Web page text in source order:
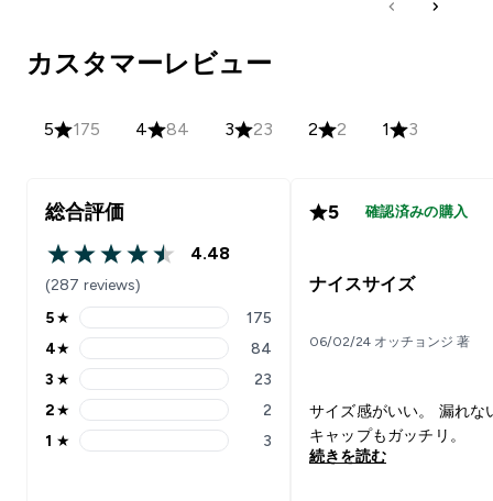
カスタマーレビュー
5 175 4 84 3 23 2 2 1 3
総合評価
4.48 out of 5 stars
4.48
(287 reviews)
5 stars rating 175 reviews
5★ 175
4 stars rating 84 reviews
4★ 84
3 stars rating 23 reviews
3 ★ 23
2 stars rating 2 reviews
2★ 2
1 stars rating 3 reviews
1 ★ 3
5 確認済みの購入
ナイスサイズ
06/02/24 オッチョンジ 著
サイズ感がいい。 漏れな
キャップもガッチリ。
続きを読む